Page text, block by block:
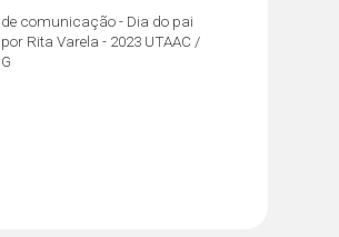
comunicação - Dia do pai
Rita Varela - 2023 UTAAC /